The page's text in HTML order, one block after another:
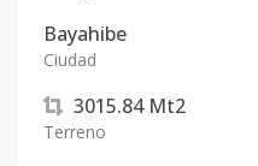
Bayahibe
Ciudad
3015.84 Mt2
Terreno